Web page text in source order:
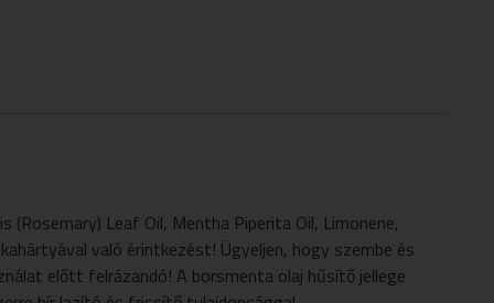
(Rosemary) Leaf Oil, Mentha Piperita Oil, Limonene,
való érintkezést! Ügyeljen, hogy szembe és
előtt felrázandó! A borsmenta olaj hűsítő jellege